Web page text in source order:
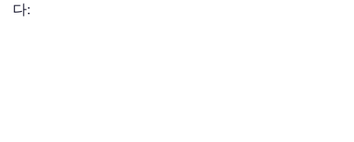
다: